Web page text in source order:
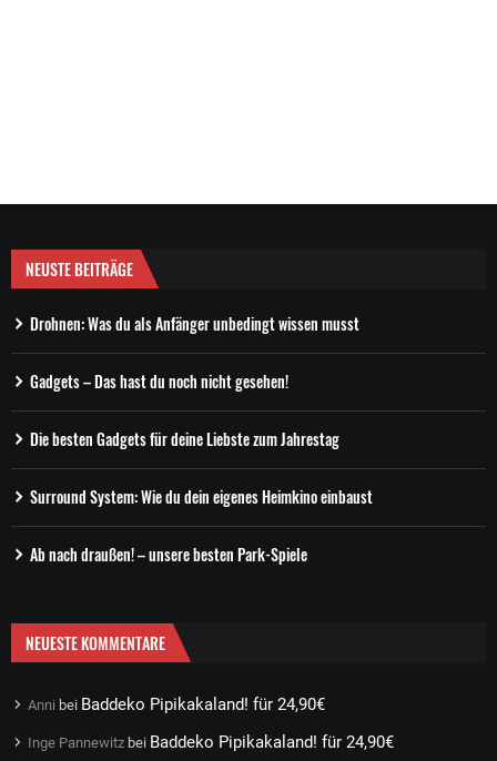
NEUSTE BEITRÄGE
Drohnen: Was du als Anfänger unbedingt wissen musst
Gadgets – Das hast du noch nicht gesehen!
Die besten Gadgets für deine Liebste zum Jahrestag
Surround System: Wie du dein eigenes Heimkino einbaust
Ab nach draußen! – unsere besten Park-Spiele
NEUESTE KOMMENTARE
Anni bei Baddeko Pipikakaland! für 24,90€
Inge Pannewitz bei Baddeko Pipikakaland! für 24,90€